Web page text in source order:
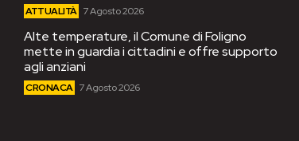
ATTUALITÀ 7 Agosto 2026
Alte temperature, il Comune di Foligno
mette in guardia i cittadini e offre supporto
agli anziani
CRONACA 7 Agosto 2026